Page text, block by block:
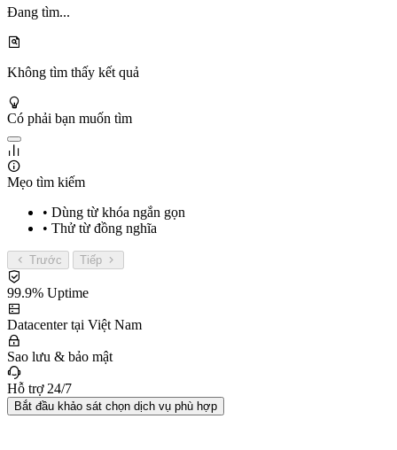
Đang tìm...
Không tìm thấy kết quả
Có phải bạn muốn tìm
Mẹo tìm kiếm
• Dùng từ khóa ngắn gọn
• Thử từ đồng nghĩa
Trước Tiếp
99.9% Uptime
Datacenter tại Việt Nam
Sao lưu & bảo mật
Hỗ trợ 24/7
Bắt đầu khảo sát chọn dịch vụ phù hợp